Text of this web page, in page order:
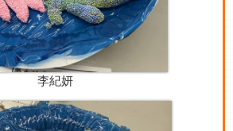
李紀妍